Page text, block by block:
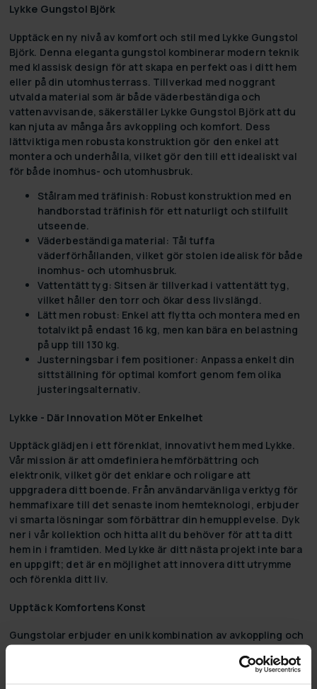
Lykke Gungstol Björk
Upptäck en ny nivå av komfort och stil med Lykke Gungstol
Björk. Denna eleganta gungstol kombinerar modern teknik
med klassisk design för att skapa en perfekt oas i ditt hem
eller på din utomhusterrass. Tillverkad med noggrant
utvalda material som är både väderbeständiga och
vattenavvisande, säkerställer Lykke Gungstol Björk att du
kan njuta av många års avkoppling och komfort. Dess
lättviktiga men robusta konstruktion gör den enkel att
montera och underhålla, vilket gör den till ett idealiskt val
för både inomhus- och utomhusbruk.
Stålram med träfinish: Robust konstruktion med en
handborstad träfinish för ett naturligt och stilfullt
utseende.
Väderbeständiga material: Tål tuffa
väderförhållanden, vilket gör stolen idealisk för både
inomhus- och utomhusbruk.
Vattentätt tyg: Sitsen är tillverkad i vattentätt tyg,
vilket håller den torr och ökar dess livslängd.
Lätt men robust: Enkel att flytta och montera med en
totalvikt på endast 16 kg, men kan bära en belastning
på upp till 130 kg.
Justerningsbar i fem positioner: Anpassa enkelt din
sittställning för optimal komfort genom fem olika
justeringsalternativ.
Lykke - Där Innovation Möter Enkelhet
Upptäck glädjen i ett förenklat, innovativt hem med Lykke.
Vår mission är att omdefiniera hemförbättring och
elektronik, vilket gör det enklare och roligare att
uppgradera ditt boende. Från användarvänliga verktyg för
hemmafixare till det senaste inom hemteknologi, erbjuder
vi smarta lösningar som förbättrar din hemupplevelse. Dyk
ner i vår kollektion och hitta allt du behöver för att ta ditt
hem in i framtiden. Med Lykke är ditt nästa projekt inte bara
en uppgift; det är en möjlighet att innovera ditt utrymme
och förenkla ditt liv.
Upptäck Komfortens Konst
Gungstolar erbjuder en unik kombination av avkoppling och
estetik, perfekt anpassade för både inomhus- och
utomhusbruk. Denna typ av möbel har länge varit omtyckt